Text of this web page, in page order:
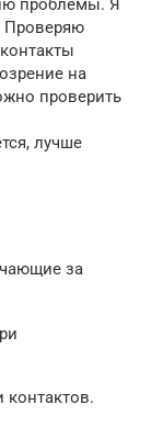
Проверяю
на
проверить
лучше
за
контактов.